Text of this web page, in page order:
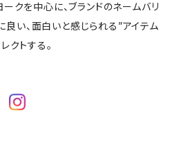
クを中心に、ブランドのネームバリ
い、面白いと感じられる”アイテム
クトする。